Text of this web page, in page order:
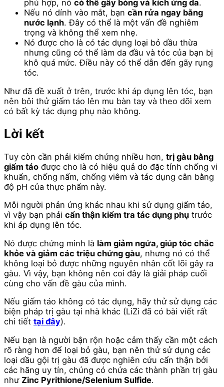
phù hợp, nó có thể gây bỏng và kích ứng da.
Nếu nó dính vào mắt, bạn cần rửa ngay bằng
nước lạnh. Đây có thể là một vấn đề nghiêm
trọng và không thể xem nhẹ.
Nó được cho là có tác dụng loại bỏ dầu thừa
nhưng cũng có thể làm da đầu và tóc của bạn bị
khô quá mức. Điều này có thể dẫn đến gãy rụng
tóc.
Như đã đề xuất ở trên, trước khi áp dụng lên tóc, bạn
nên bôi thử giấm táo lên mu bàn tay và theo dõi xem
có bất kỳ tác dụng phụ nào không.
Lời kết
Tuy còn cần phải kiểm chứng nhiều hơn, trị gàu bằng
giấm táo được cho là có hiệu quả do đặc tính chống vi
khuẩn, chống nấm, chống viêm và tác dụng cân bằng
độ pH của thực phẩm này.
Mỗi người phản ứng khác nhau khi sử dụng giấm táo,
vì vậy bạn phải cẩn thận kiểm tra tác dụng phụ trước
khi áp dụng lên tóc.
Nó được chứng minh là làm giảm ngứa, giúp tóc chắc
khỏe và giảm các triệu chứng gàu, nhưng nó có thể
không loại bỏ được những nguyên nhân cốt lõi gây ra
gàu. Vì vậy, bạn không nên coi đây là giải pháp cuối
cùng cho vấn đề gàu của mình.
Nếu giấm táo không có tác dụng, hãy thử sử dụng các
biện pháp trị gàu tại nhà khác (LiZi đã có bài viết rất
chi tiết tại đây).
Nếu bạn là người bận rộn hoặc cảm thấy cần một cách
rõ ràng hơn để loại bỏ gàu, bạn nên thử sử dụng các
loại dầu gội trị gàu đã được nghiên cứu cẩn thận bởi
các hãng uy tín, chúng có chứa các thành phần trị gàu
như Zinc Pyrithione/Selenium Sulfide.